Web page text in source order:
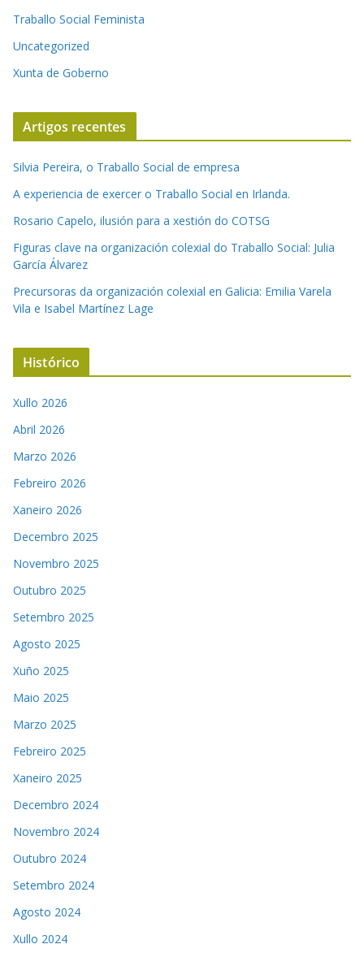
Traballo Social Feminista
Uncategorized
Xunta de Goberno
Artigos recentes
Silvia Pereira, o Traballo Social de empresa
A experiencia de exercer o Traballo Social en Irlanda.
Rosario Capelo, ilusión para a xestión do COTSG
Figuras clave na organización colexial do Traballo Social: Julia
García Álvarez
Precursoras da organización colexial en Galicia: Emilia Varela
Vila e Isabel Martínez Lage
Histórico
Xullo 2026
Abril 2026
Marzo 2026
Febreiro 2026
Xaneiro 2026
Decembro 2025
Novembro 2025
Outubro 2025
Setembro 2025
Agosto 2025
Xuño 2025
Maio 2025
Marzo 2025
Febreiro 2025
Xaneiro 2025
Decembro 2024
Novembro 2024
Outubro 2024
Setembro 2024
Agosto 2024
Xullo 2024